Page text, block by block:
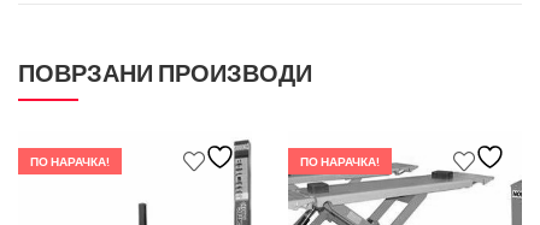
ПОВРЗАНИ ПРОИЗВОДИ
ПО НАРАЧКА! ПО НАРАЧКА!